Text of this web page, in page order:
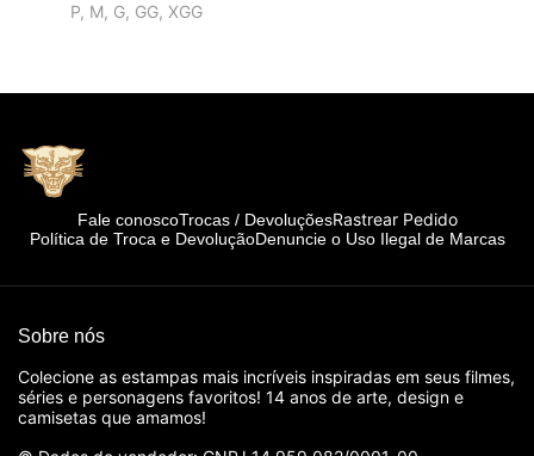
P, M, G, GG, XGG
Fale conoscoTrocas / DevoluçõesRastrear Pedido
Política de Troca e DevoluçãoDenuncie o Uso Ilegal de Marcas
Sobre nós
Colecione as estampas mais incríveis inspiradas em seus filmes,
séries e personagens favoritos! 14 anos de arte, design e
camisetas que amamos!